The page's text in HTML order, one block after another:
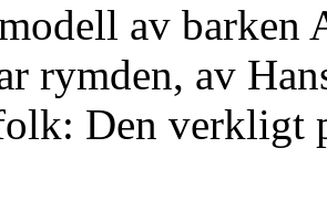
av barken
rymden, av
Den verkligt